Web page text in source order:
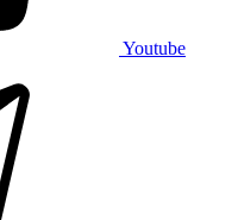
Youtube